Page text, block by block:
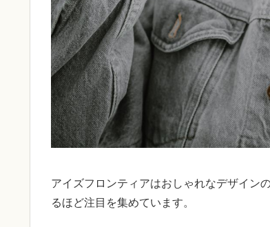
アイズフロンティアはおしゃれなデザイン
るほど注目を集めています。